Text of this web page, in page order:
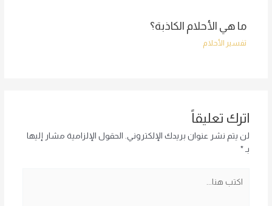
ما هي الأحلام الكاذبة؟
تفسير الأحلام
اترك تعليقاً
لن يتم نشر عنوان بريدك الإلكتروني.
الحقول الإلزامية مشار إليها
بـ *
هنا...